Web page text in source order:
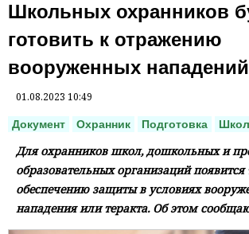
Школьных охранников
готовить к отражению
вооруженных нападений
01.08.2023 10:49
Документ Охранник Подготовка
Для охранников школ, дошкольных и
образовательных организаций появится
обеспечению защиты в условиях
нападения или теракта. Об этом